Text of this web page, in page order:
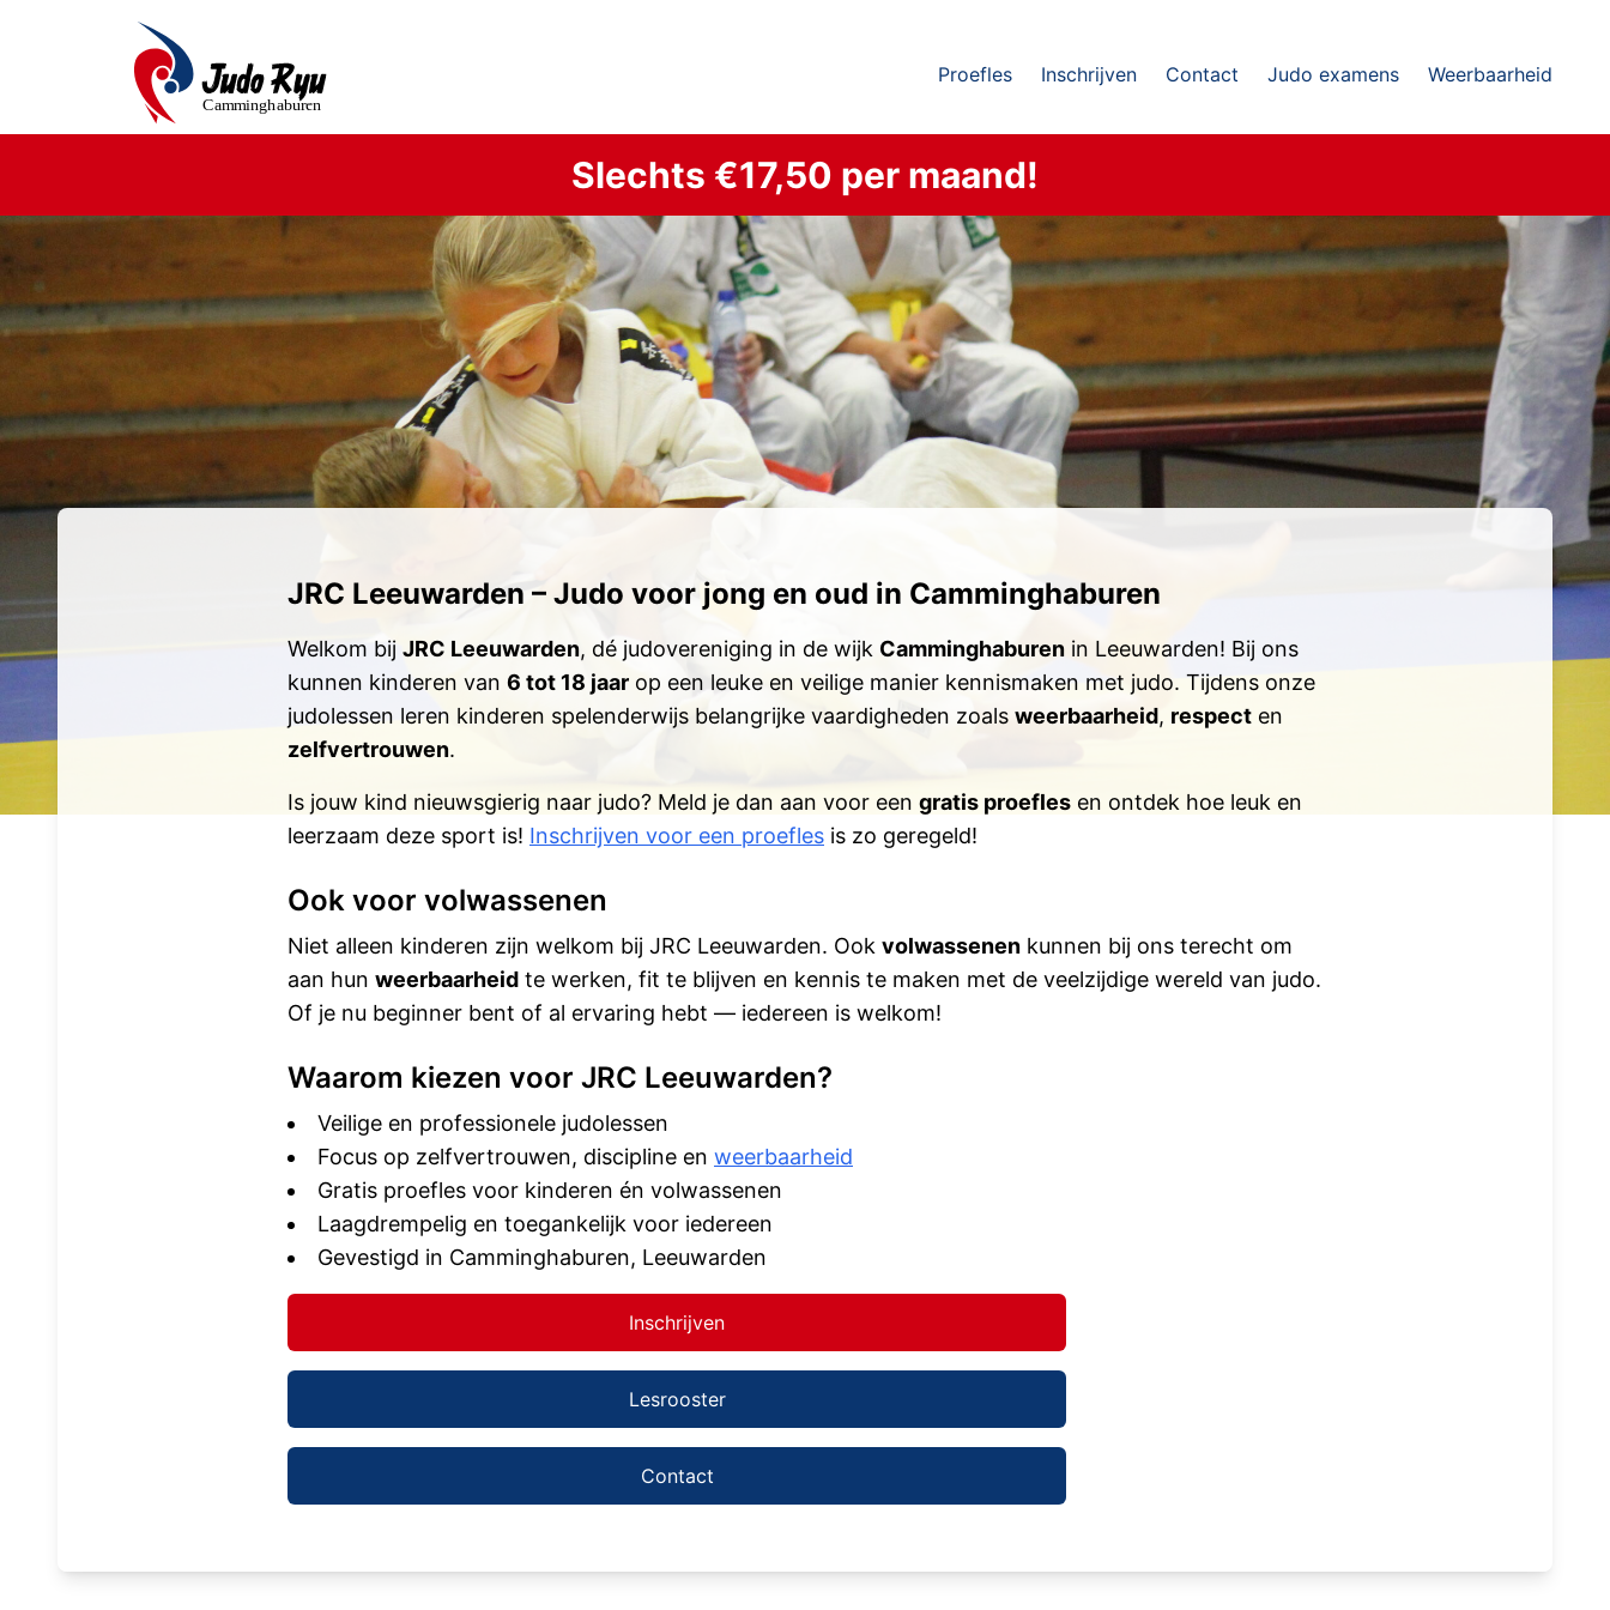
Proefles Inschrijven Contact Judo examens Weerbaarheid
Slechts €17,50 per maand!
JRC Leeuwarden – Judo voor jong en oud in Camminghaburen
Welkom bij JRC Leeuwarden, dé judovereniging in de wijk Camminghaburen in Leeuwarden! Bij ons
kunnen kinderen van 6 tot 18 jaar op een leuke en veilige manier kennismaken met judo. Tijdens onze
judolessen leren kinderen spelenderwijs belangrijke vaardigheden zoals weerbaarheid, respect en
zelfvertrouwen.
Is jouw kind nieuwsgierig naar judo? Meld je dan aan voor een gratis proefles en ontdek hoe leuk en
leerzaam deze sport is! Inschrijven voor een proefles is zo geregeld!
Ook voor volwassenen
Niet alleen kinderen zijn welkom bij JRC Leeuwarden. Ook volwassenen kunnen bij ons terecht om
aan hun weerbaarheid te werken, fit te blijven en kennis te maken met de veelzijdige wereld van judo.
Of je nu beginner bent of al ervaring hebt — iedereen is welkom!
Waarom kiezen voor JRC Leeuwarden?
Veilige en professionele judolessen
Focus op zelfvertrouwen, discipline en weerbaarheid
Gratis proefles voor kinderen én volwassenen
Laagdrempelig en toegankelijk voor iedereen
Gevestigd in Camminghaburen, Leeuwarden
Inschrijven
Lesrooster
Contact